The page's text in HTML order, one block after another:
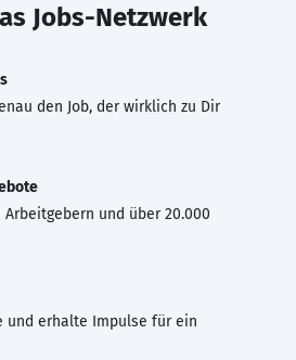
Jobs-Netzwerk
den Job, der wirklich zu Dir
und über 20.000
und erhalte Impulse für ein